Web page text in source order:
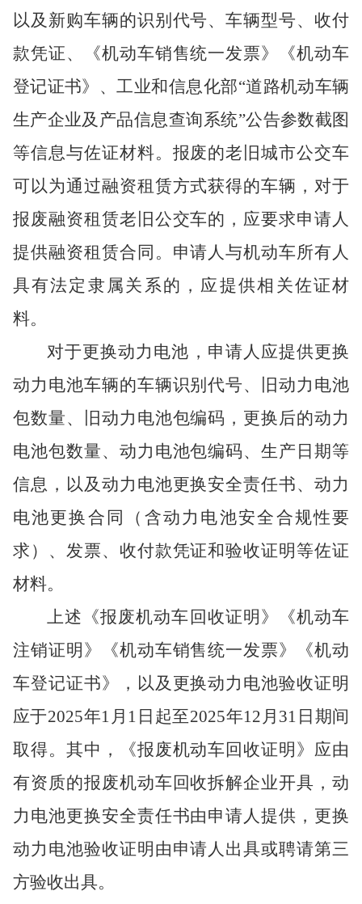
以及新购车辆的识别代号、车辆型号、收付
款凭证、《机动车销售统一发票》《机动车
登记证书》、工业和信息化部“道路机动车辆
生产企业及产品信息查询系统”公告参数截图
等信息与佐证材料。报废的老旧城市公交车
可以为通过融资租赁方式获得的车辆，对于
报废融资租赁老旧公交车的，应要求申请人
提供融资租赁合同。申请人与机动车所有人
具有法定隶属关系的，应提供相关佐证材
料。
对于更换动力电池，申请人应提供更换
动力电池车辆的车辆识别代号、旧动力电池
包数量、旧动力电池包编码，更换后的动力
电池包数量、动力电池包编码、生产日期等
信息，以及动力电池更换安全责任书、动力
电池更换合同（含动力电池安全合规性要
求）、发票、收付款凭证和验收证明等佐证
材料。
上述《报废机动车回收证明》《机动车
注销证明》《机动车销售统一发票》《机动
车登记证书》，以及更换动力电池验收证明
应于2025年1月1日起至2025年12月31日期间
取得。其中，《报废机动车回收证明》应由
有资质的报废机动车回收拆解企业开具，动
力电池更换安全责任书由申请人提供，更换
动力电池验收证明由申请人出具或聘请第三
方验收出具。